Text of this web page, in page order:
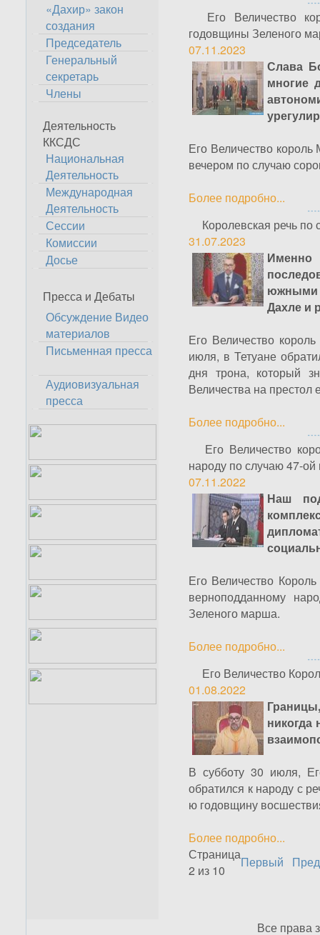
«Дахир» закон
создания
Председатель
Генеральный
секретарь
Члены
Деятельность
ККСДС
Национальная
Деятельность
Международная
Деятельность
Сессии
Комиссии
Досье
Пресса и Дебаты
Обсуждение Видео
материалов
Письменная пресса
Аудиовизуальная
пресса
Его Величество
годовщины Зеленого
07.11.2023
Слава
многие
Его Величество
вечером по случаю
Более подробно...
Королевская речь по
31.07.2023
южными
Дахле и
Его Величество
июля, в Тетуане
дня трона, который
Величества на престол
Более подробно...
Его Величество
народу по случаю 47-
07.11.2022
Наш
Его Величество
верноподданному
Зеленого марша.
Более подробно...
Его Величество
01.08.2022
В субботу 30 июля,
обратился к народу с
ю годовщину
Более подробно...
Страница
2 из 10
Первый
Все